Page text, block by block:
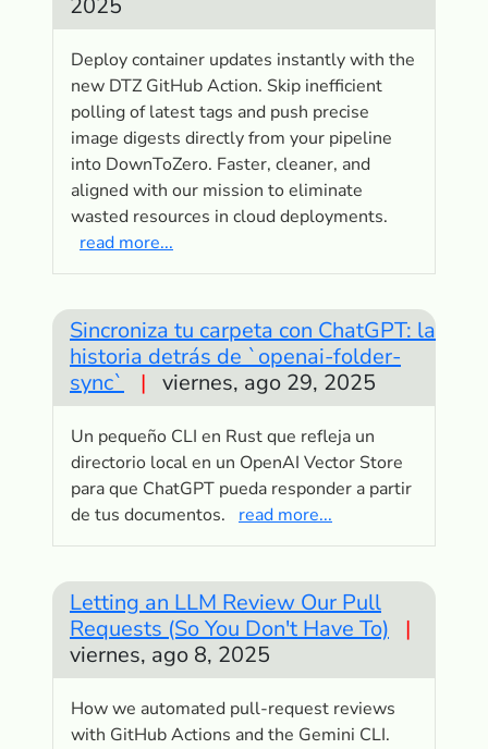
2025
Deploy container updates instantly with the
new DTZ GitHub Action. Skip inefficient
polling of latest tags and push precise
image digests directly from your pipeline
into DownToZero. Faster, cleaner, and
aligned with our mission to eliminate
wasted resources in cloud deployments.
read more...
Sincroniza tu carpeta con ChatGPT: la
historia detrás de `openai-folder-
sync`
| viernes, ago 29, 2025
Un pequeño CLI en Rust que refleja un
directorio local en un OpenAI Vector Store
para que ChatGPT pueda responder a partir
de tus documentos.
read more...
Letting an LLM Review Our Pull
Requests (So You Don't Have To)
|
viernes, ago 8, 2025
How we automated pull-request reviews
with GitHub Actions and the Gemini CLI.